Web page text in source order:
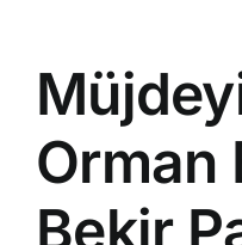
Orman
Bekir